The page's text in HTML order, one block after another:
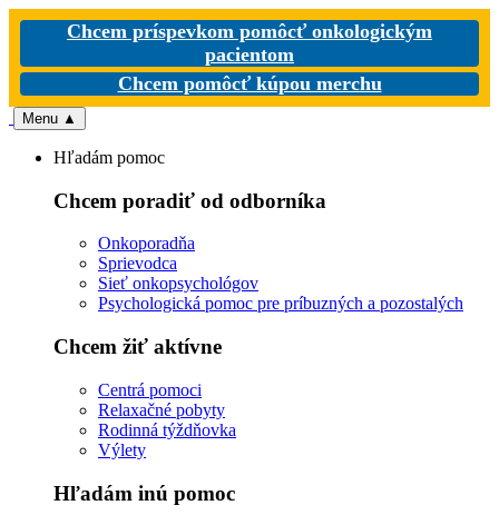
Chcem príspevkom pomôcť onkologickým
pacientom
Chcem pomôcť kúpou merchu
Menu ▲
Hľadám pomoc
Chcem poradiť od odborníka
Onkoporadňa
Sprievodca
Sieť onkopsychológov
Psychologická pomoc pre príbuzných a pozostalých
Chcem žiť aktívne
Centrá pomoci
Relaxačné pobyty
Rodinná týždňovka
Výlety
Hľadám inú pomoc